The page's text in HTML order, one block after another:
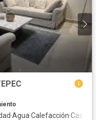
·Agua·Calefacción·Caseta